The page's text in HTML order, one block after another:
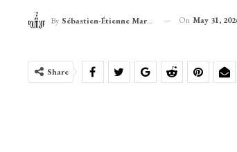
By Sébastien-Étienne Marechal On May 31,
Share